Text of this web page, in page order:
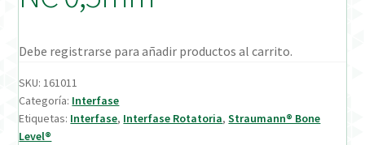
Welcome to DELTA Abutments | Tienda Online!
Debe registrarse para añadir productos al carrito.
SKU:161011
Categoría: Interfase
Etiquetas: Interfase, Interfase Rotatoria,Straumann® Bone
Level®